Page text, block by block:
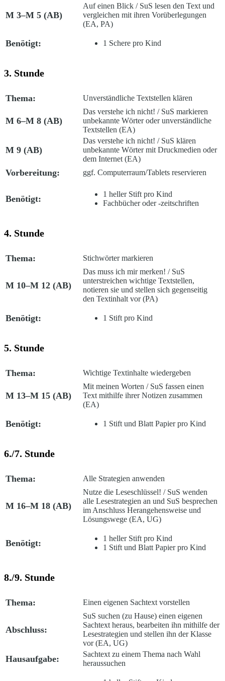
M 3–M 5 (AB)
Auf einen Blick / SuS lesen den Text und
vergleichen mit ihren Vorüberlegungen
(EA, PA)
Benötigt: 1 Schere pro Kind
3. Stunde
Thema: Unverständliche Textstellen klären
M 6–M 8 (AB)
Das verstehe ich nicht! / SuS markieren
unbekannte Wörter oder unverständliche
Textstellen (EA)
M 9 (AB)
Das verstehe ich nicht! / SuS klären
unbekannte Wörter mit Druckmedien oder
dem Internet (EA)
Vorbereitung: ggf. Computerraum/Tablets reservieren
Benötigt:
1 heller Stift pro Kind
Fachbücher oder -zeitschriften
4. Stunde
Thema: Stichwörter markieren
M 10–M 12 (AB)
Das muss ich mir merken! / SuS
unterstreichen wichtige Textstellen,
notieren sie und stellen sich gegenseitig
den Textinhalt vor (PA)
Benötigt: 1 Stift pro Kind
5. Stunde
Thema: Wichtige Textinhalte wiedergeben
M 13–M 15 (AB)
Mit meinen Worten / SuS fassen einen
Text mithilfe ihrer Notizen zusammen
(EA)
Benötigt: 1 Stift und Blatt Papier pro Kind
6./7. Stunde
Thema: Alle Strategien anwenden
M 16–M 18 (AB)
Nutze die Leseschlüssel! / SuS wenden
alle Lesestrategien an und SuS besprechen
im Anschluss Herangehensweise und
Lösungswege (EA, UG)
Benötigt:
1 heller Stift pro Kind
1 Stift und Blatt Papier pro Kind
8./9. Stunde
Thema: Einen eigenen Sachtext vorstellen
Abschluss:
SuS suchen (zu Hause) einen eigenen
Sachtext heraus, bearbeiten ihn mithilfe der
Lesestrategien und stellen ihn der Klasse
vor (EA, UG)
Hausaufgabe:
Sachtext zu einem Thema nach Wahl
heraussuchen